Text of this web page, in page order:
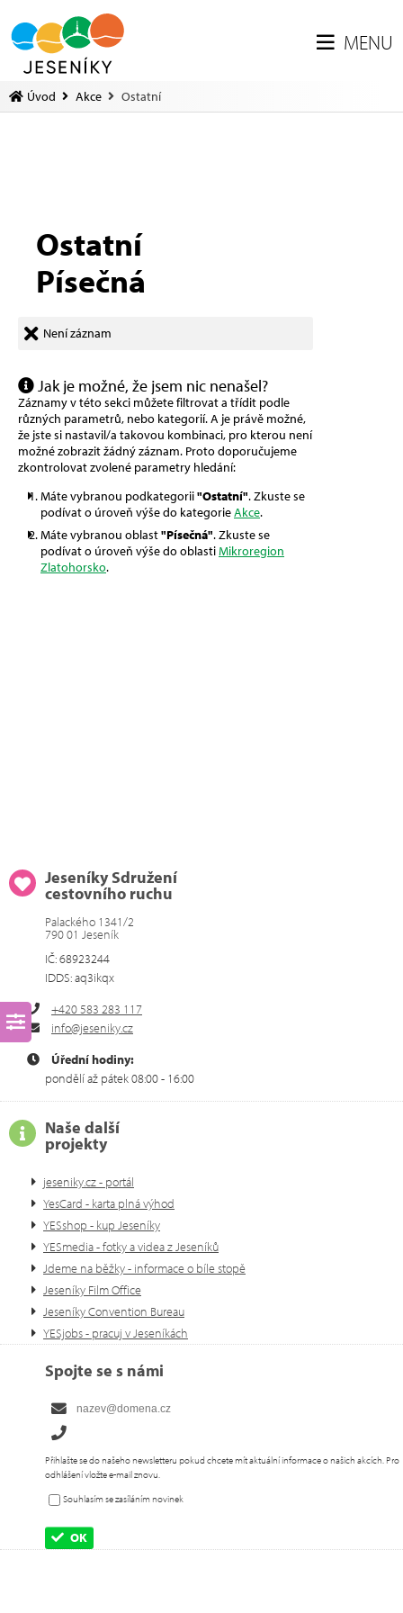
MENU
Úvod Akce Ostatní
Ostatní
Písečná
Není záznam
Jak je možné, že jsem nic nenašel?
Záznamy v této sekci můžete filtrovat a třídit podle
různých parametrů, nebo kategorií. A je právě možné,
že jste si nastavil/a takovou kombinaci, pro kterou není
možné zobrazit žádný záznam. Proto doporučujeme
zkontrolovat zvolené parametry hledání:
Máte vybranou podkategorii"Ostatní". Zkuste se
podívat o úroveň výše do kategorieAkce.
Máte vybranou oblast"Písečná". Zkuste se
podívat o úroveň výše do oblastiMikroregion
Zlatohorsko.
Jeseníky Sdružení
cestovního ruchu
Palackého 1341/2
790 01 Jeseník
IČ: 68923244
IDDS: aq3ikqx
+420 583 283 117
info@jeseniky.cz
Úřední hodiny:
pondělí až pátek 08:00 - 16:00
Naše další
projekty
jeseniky.cz - portál
YesCard - karta plná výhod
YESshop - kup Jeseníky
YESmedia - fotky a videa z Jeseníků
Jdeme na běžky - informace o bíle stopě
Jeseníky Film Office
Jeseníky Convention Bureau
YESjobs - pracuj v Jeseníkách
Spojte se s námi
Přihlašte se do našeho newsletteru pokud chcete mít aktuální informace o našich akcích. Pro
odhlášení vložte e-mail znovu.
Souhlasím se zasíláním novinek
OK